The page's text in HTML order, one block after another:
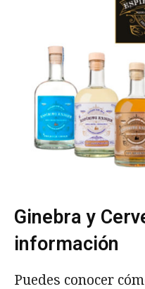
Ginebra y
información
Puedes conocer